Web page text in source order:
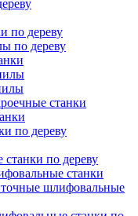
по дереву
по дереву
станки
по дереву
по дереву
станки
шлифовальные